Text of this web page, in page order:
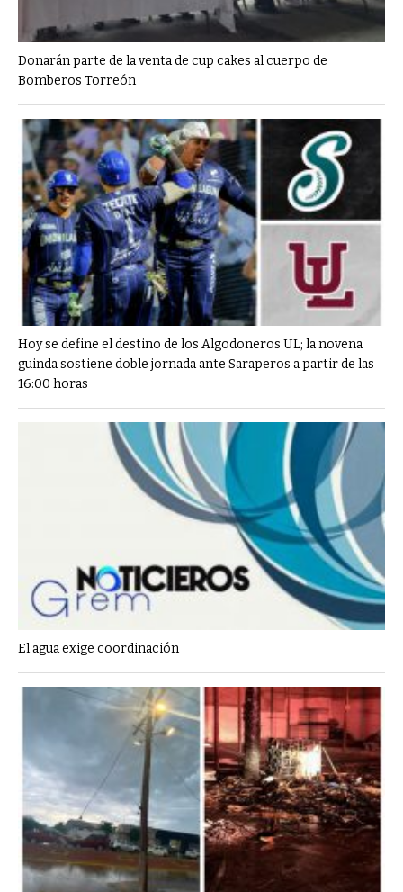
Donarán parte de la venta de cup cakes al cuerpo de
Bomberos Torreón
Hoy se define el destino de los Algodoneros UL; la novena
guinda sostiene doble jornada ante Saraperos a partir de las
16:00 horas
El agua exige coordinación